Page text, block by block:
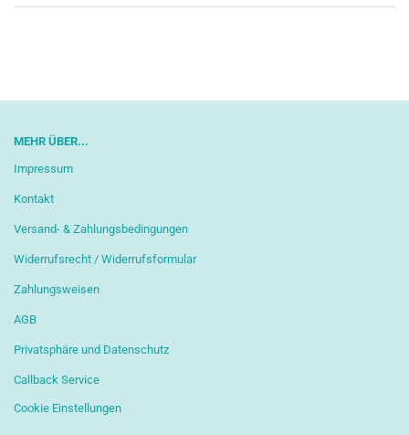
MEHR ÜBER...
Impressum
Kontakt
Versand- & Zahlungsbedingungen
Widerrufsrecht / Widerrufsformular
Zahlungsweisen
AGB
Privatsphäre und Datenschutz
Callback Service
Cookie Einstellungen